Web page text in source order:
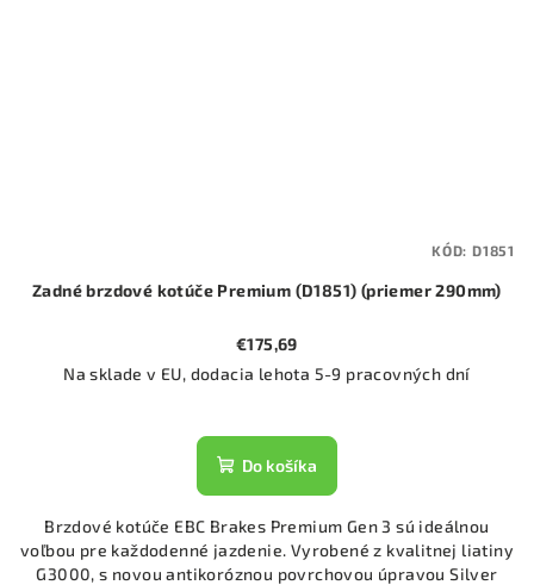
Zadné brzdové kotúče Premium (D1851) (priemer 290mm)
€175,69
Na sklade v EU, dodacia lehota 5-9 pracovných dní
Do košíka
Brzdové kotúče EBC Brakes Premium Gen 3 sú ideálnou
voľbou pre každodenné jazdenie. Vyrobené z kvalitnej liatiny
G3000, s novou antikoróznou povrchovou úpravou Silver
KÓD: D1851